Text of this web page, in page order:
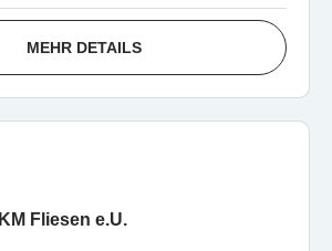
MEHR DETAILS
KM Fliesen e.U.